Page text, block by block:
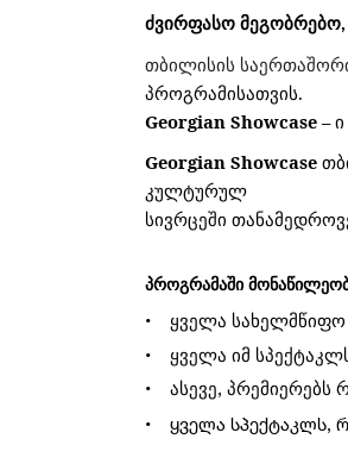
ძვირფასო მეგობრებო,
თბილისის
პროგრამისათვის.
Georgian Showcase –ი
Georgian Showcase
კულტურულ
სივრცეში
პროგრამაში
• ყველა სახელმწიფო
• ყველა იმ
• ასევე, პრემიერებს
• ყველა სპექტაკლს,